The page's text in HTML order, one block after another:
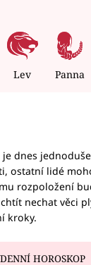
Lev Panna
dnes
ostatní lidé
rozpoložení
nechat věci
kroky.
HOROSKOP